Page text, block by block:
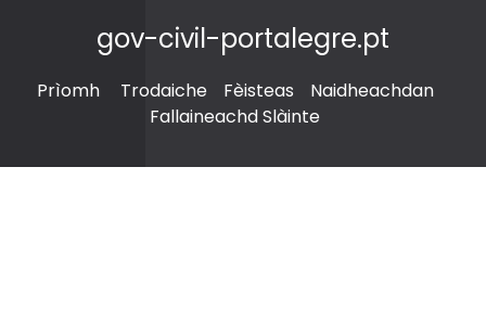
gov-civil-portalegre.pt
Prìomh Trodaiche Fèisteas
Naidheachdan
Fallaineachd Slàinte